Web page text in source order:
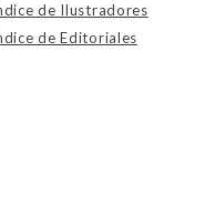
de Ilustradores
de Editoriales